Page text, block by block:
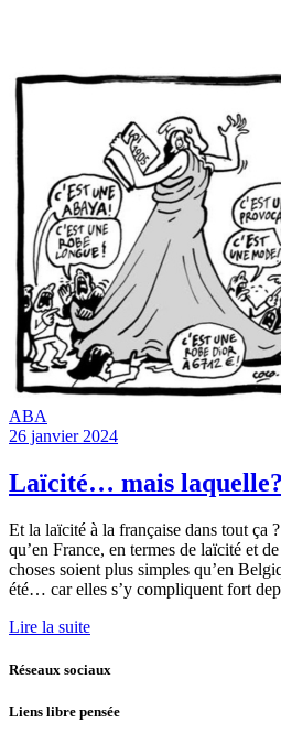
ABA
26 janvier 2024
Laïcité… mais
Et la laïcité à la française dans tout ça
qu’en France, en termes de laïcité et
choses soient plus simples qu’en
été… car elles s’y compliquent fort
Lire la suite
Réseaux sociaux
Liens libre pensée